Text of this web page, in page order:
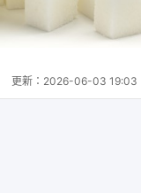
更新： 2026-06-03 19:03